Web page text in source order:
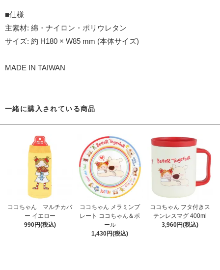
■仕様
主素材: 綿・ナイロン・ポリウレタン
サイズ: 約 H180 × W85 mm (本体サイズ)
MADE IN TAIWAN
一緒に購入されている商品
ココちゃん マルチカバ
ー イエロー
990円(税込)
ココちゃん メラミンプ
レート ココちゃん＆ポ
ール
1,430円(税込)
ココちゃん フタ付きス
テンレスマグ 400ml
3,960円(税込)